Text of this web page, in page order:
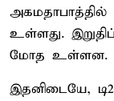
உள்ளது.
மோத உள்ளன.
இதனிடையே,